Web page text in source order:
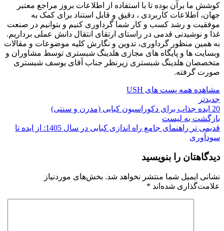
کوشش ما برآن بوده تا با استفاده از اطلاعات بروز مراجع معتبر
جهان، اطلاعات کاربردی ، دقیق و قابل استناد برای کمک به
موفقیت و رشد کسب و کار شما گرداوری کنیم و بتوانیم در صنعت
غذا و نوشیدنی قدمی در راستای ارتقای انتقال دانش عملی برداریم.
به همین منظور گرداوری، تدوین و نگارش کلیه موضوعات و مقالات
وبسایت ها و پایگاه های مجازی هلدینگ شبستری توسط مشاوران و
متخصصان هلدینگ شبستری زیرنظر جناب آقای یوسف شبستری
صورت گرفته.
مشاهده همه پست های USH
جدیدتر
20 ایده جذاب برای دکوراسیون کبابی (مدرن و سنتی)
بازگشت به لیست
قدیمی تر
راهنمای جامع راه اندازی کبابی در سال 1405: از ایده تا
سودآوری
دیدگاهتان را بنویسید
نشانی ایمیل شما منتشر نخواهد شد. بخش‌های موردنیاز
علامت‌گذاری شده‌اند *